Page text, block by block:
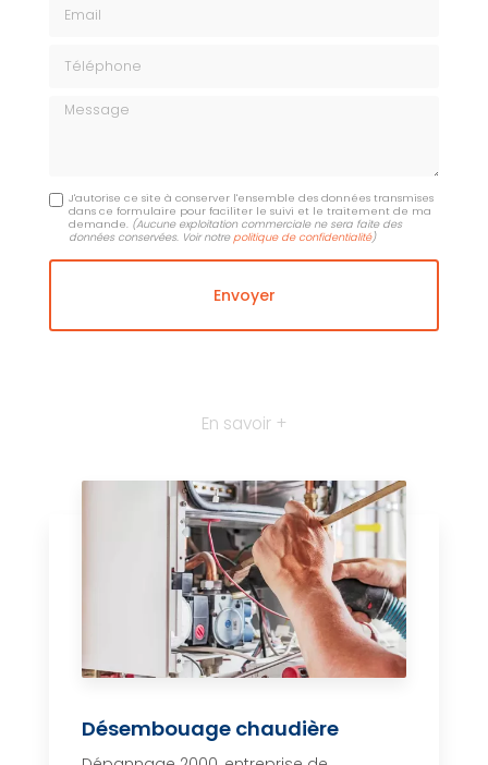
Message
J'autorise ce site à conserver l'ensemble des données transmises
dans ce formulaire pour faciliter le suivi et le traitement de ma
demande. (Aucune exploitation commerciale ne sera faite des
données conservées. Voir notrepolitique de confidentialité)
En savoir +
Désembouage chaudière